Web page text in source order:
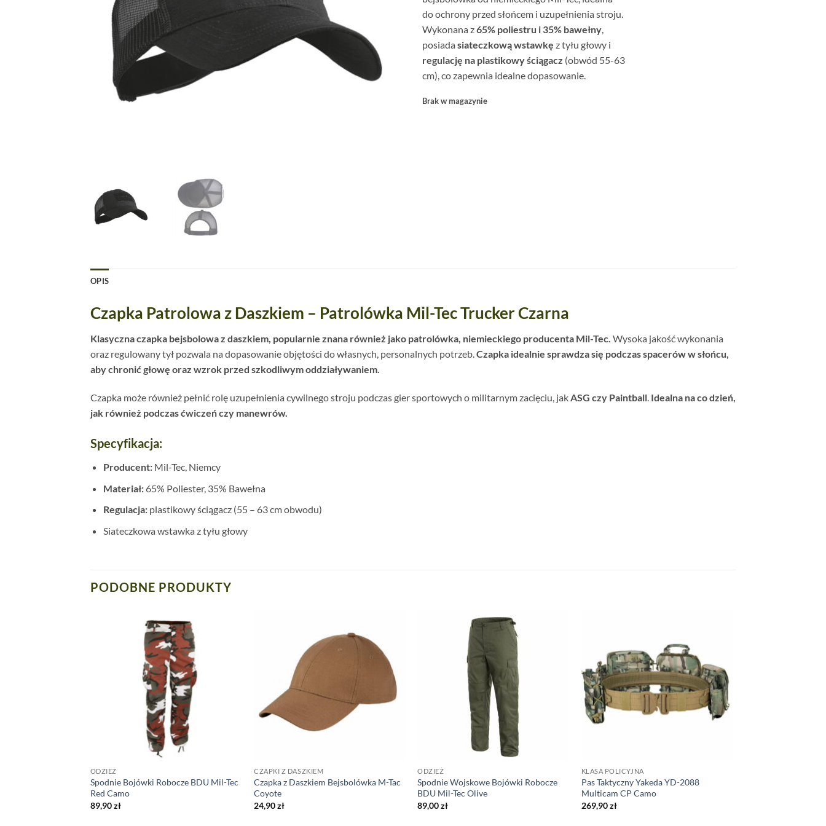
do ochrony przed słońcem i uzupełnienia stroju.
Wykonana z65% poliestru i 35% bawełny,
posiada siateczkową wstawkę z tyłu głowy i
regulację na plastikowy ściągacz (obwód 55-63
cm), co zapewnia idealne dopasowanie.
Brak w magazynie
OPIS
Czapka Patrolowa z Daszkiem – Patrolówka Mil-Tec Trucker Czarna
Klasyczna czapka bejsbolowa z daszkiem, popularnie znana również jako patrolówka, niemieckiego producenta Mil-Tec. Wysoka jakość wykonania
oraz regulowany tył pozwala na dopasowanie objętości do własnych, personalnych potrzeb.Czapka idealnie sprawdza się podczas spacerów w słońcu,
aby chronić głowę oraz wzrok przed szkodliwym oddziaływaniem.
Czapka może również pełnić rolę uzupełnienia cywilnego stroju podczas gier sportowych o militarnym zacięciu, jakASG czy Paintball. Idealna na co dzień,
jak również podczas ćwiczeń czy manewrów.
Specyfikacja:
Producent:Mil-Tec, Niemcy
Materiał:65% Poliester, 35% Bawełna
Regulacja:plastikowy ściągacz (55 – 63 cm obwodu)
Siateczkowa wstawka z tyłu głowy
PODOBNE PRODUKTY
ODZIEŻ
Spodnie Bojówki Robocze BDU Mil-Tec
Red Camo
89,90zł
CZAPKI Z DASZKIEM
Czapka z Daszkiem Bejsbolówka M-Tac
Coyote
24,90zł
ODZIEŻ
Spodnie Wojskowe Bojówki Robocze
BDU Mil-Tec Olive
89,00zł
KLASA POLICYJNA
Pas Taktyczny Yakeda YD-2088
Multicam CP Camo
269,90zł